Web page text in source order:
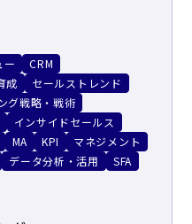
ー
CRM
成
セールストレンド
グ戦略・戦術
インサイドセールス
MA KPI
マネジメント
データ分析・活用 SFA